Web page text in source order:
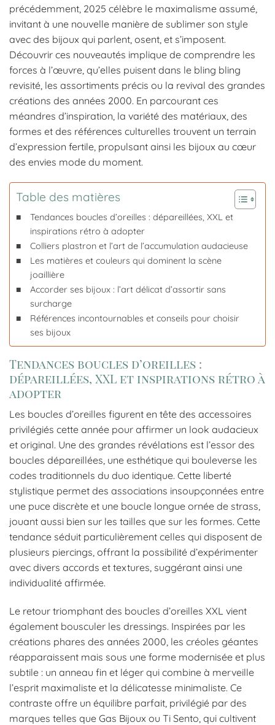
précédemment, 2025 célèbre le maximalisme assumé,
invitant à une nouvelle manière de sublimer son style
avec des bijoux qui parlent, osent, et s’imposent.
Découvrir ces nouveautés implique de comprendre les
forces à l’œuvre, qu’elles puisent dans le bling bling
revisité, les assortiments précis ou la revival des grandes
créations des années 2000. En parcourant ces
méandres d’inspiration, la variété des matériaux, des
formes et des références culturelles trouvent un terrain
d’expression fertile, propulsant ainsi les bijoux au cœur
des envies mode du moment.
Table des matières
Tendances boucles d’oreilles : dépareillées, XXL et
inspirations rétro à adopter
Colliers plastron et l’art de l’accumulation audacieuse
Les matières et couleurs qui dominent la scène
joaillière
Accorder ses bijoux : l’art délicat d’assortir sans
surcharge
Références incontournables et conseils pour choisir
ses bijoux
Tendances boucles d’oreilles :
dépareillées, XXL et inspirations rétro à
adopter
Les boucles d’oreilles figurent en tête des accessoires
privilégiés cette année pour affirmer un look audacieux
et original. Une des grandes révélations est l’essor des
boucles dépareillées, une esthétique qui bouleverse les
codes traditionnels du duo identique. Cette liberté
stylistique permet des associations insoupçonnées entre
une puce discrète et une boucle longue ornée de strass,
jouant aussi bien sur les tailles que sur les formes. Cette
tendance séduit particulièrement celles qui disposent de
plusieurs piercings, offrant la possibilité d’expérimenter
avec divers accords et textures, suggérant ainsi une
individualité affirmée.
Le retour triomphant des boucles d’oreilles XXL vient
également bousculer les dressings. Inspirées par les
créations phares des années 2000, les créoles géantes
réapparaissent mais sous une forme modernisée et plus
subtile : un anneau fin et léger qui combine à merveille
l’esprit maximaliste et la délicatesse minimaliste. Ce
contraste offre un équilibre parfait, privilégié par des
marques telles que Gas Bijoux ou Ti Sento, qui cultivent